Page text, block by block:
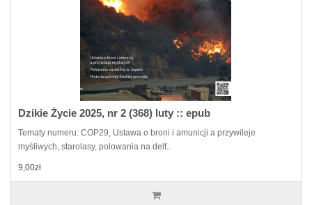
Dzikie Życie 2025, nr 2 (368) luty :: epub
Tematy numeru: COP29, Ustawa o broni i amunicji a przywileje
myśliwych, starolasy, polowania na delf..
9,00zł